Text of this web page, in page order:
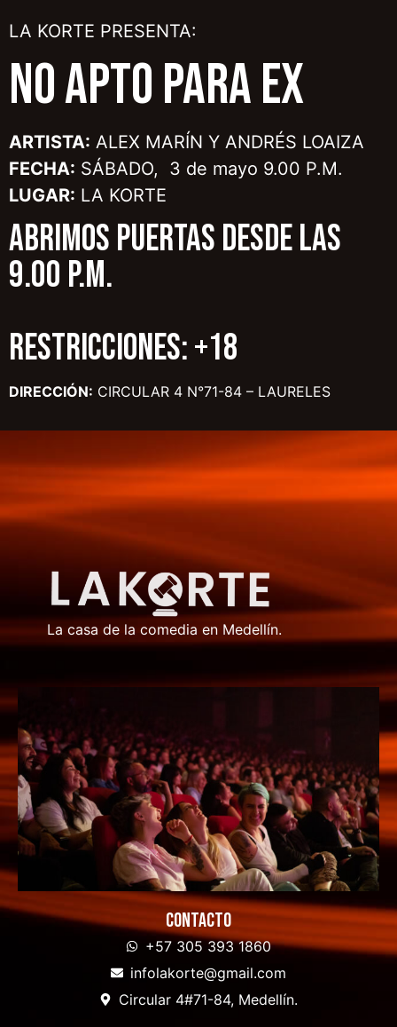
LA KORTE PRESENTA:
NO APTO PARA EX
ARTISTA: ALEX MARÍN Y ANDRÉS LOAIZA
FECHA: SÁBADO, 3 de mayo 9.00 P.M.
LUGAR: LA KORTE
ABRIMOS PUERTAS DESDE LAS
9.00 P.M.
RESTRICCIONES: +18
DIRECCIÓN: CIRCULAR 4 N°71-84 – LAURELES
La casa de la comedia en Medellín.
Contacto
+57 305 393 1860
infolakorte@gmail.com
Circular 4#71-84, Medellín.